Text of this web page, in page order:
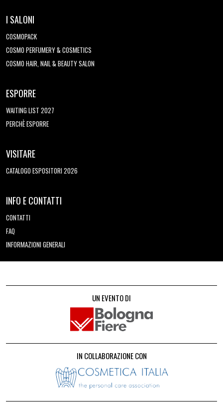
I SALONI
COSMOPACK
COSMO PERFUMERY & COSMETICS
COSMO HAIR, NAIL & BEAUTY SALON
ESPORRE
WAITING LIST 2027
PERCHÈ ESPORRE
VISITARE
CATALOGO ESPOSITORI 2026
INFO E CONTATTI
CONTATTI
FAQ
INFORMAZIONI GENERALI
UN EVENTO DI
IN COLLABORAZIONE CON